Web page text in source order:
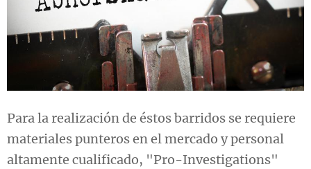
Para la realización de éstos barridos se requiere
materiales punteros en el mercado y personal
altamente cualificado, "Pro-Investigations"